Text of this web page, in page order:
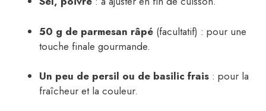
50 g de parmesan râpé (facultatif) : pour une
touche finale gourmande.
Un peu de persil ou de basilic frais : pour la
fraîcheur et la couleur.